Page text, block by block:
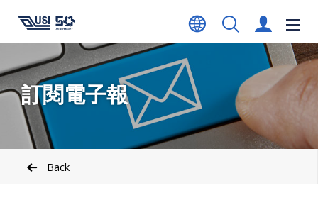
訂閱電子報
Back